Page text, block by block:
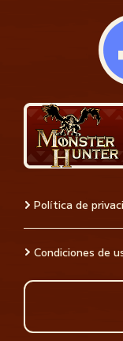
Política de
Condiciones de